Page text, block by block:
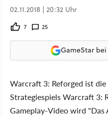
02.11.2018 | 20:32 Uhr
7 25
GameStar
Warcraft 3: Reforged ist
Strategiespiels Warcraft 3:
Gameplay-Video wird "Das